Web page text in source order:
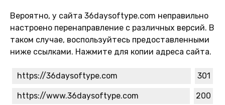
Вероятно, у сайта 36daysoftype.com неправильно
настроено перенаправление с различных версий. В
таком случае, воспользуйтесь предоставленными
ниже ссылками. Нажмите для копии адреса сайта.
https://36daysoftype.com 301
https://www.36daysoftype.com 200